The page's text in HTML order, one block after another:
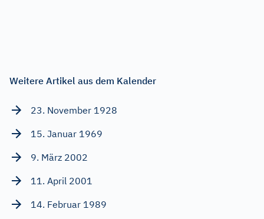
Weitere Artikel aus dem Kalender
23. November 1928
15. Januar 1969
9. März 2002
11. April 2001
14. Februar 1989